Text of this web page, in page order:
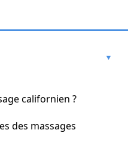
californien ?
des massages